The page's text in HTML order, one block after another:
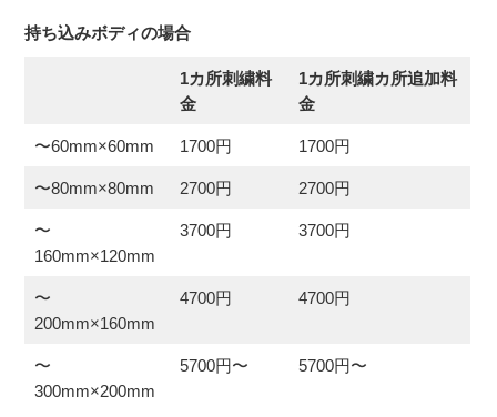
持ち込みボディの場合
1カ所刺繍料
金
1カ所刺繍カ所追加料
金
〜60mm×60mm 1700円 1700円
〜80mm×80mm 2700円 2700円
〜
160mm×120mm
3700円 3700円
〜
200mm×160mm
4700円 4700円
〜
300mm×200mm
5700円〜 5700円〜